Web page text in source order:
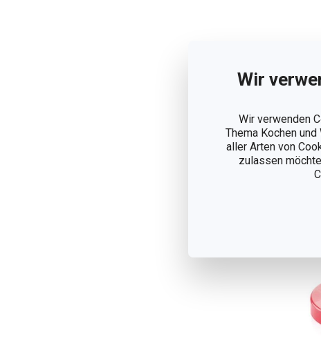
Wir
Wir verwenden
Thema Kochen
aller Arten von
zulassen
Auf